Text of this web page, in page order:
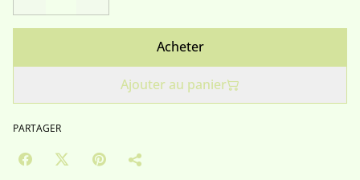
Acheter
Ajouter au panier
PARTAGER